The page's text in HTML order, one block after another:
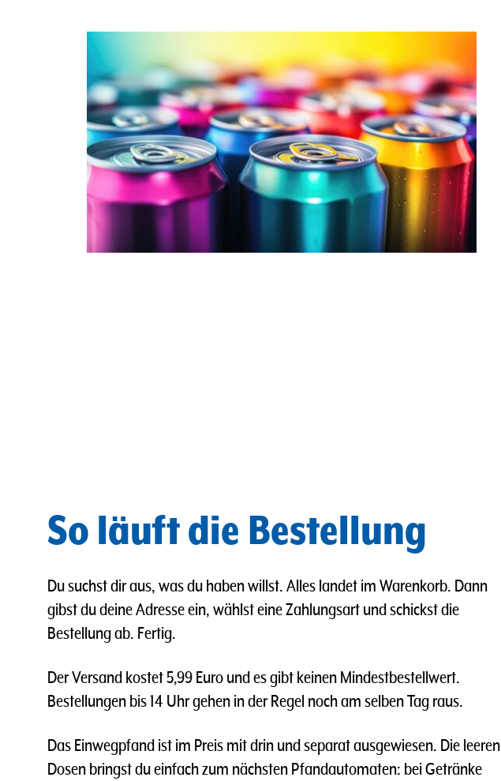
So läuft die Bestellung
Du suchst dir aus, was du haben willst. Alles landet im Warenkorb. Dann
gibst du deine Adresse ein, wählst eine Zahlungsart und schickst die
Bestellung ab. Fertig.
Der Versand kostet 5,99 Euro und es gibt keinen Mindestbestellwert.
Bestellungen bis 14 Uhr gehen in der Regel noch am selben Tag raus.
Das Einwegpfand ist im Preis mit drin und separat ausgewiesen. Die leeren
Dosen bringst du einfach zum nächsten Pfandautomaten: bei Getränke